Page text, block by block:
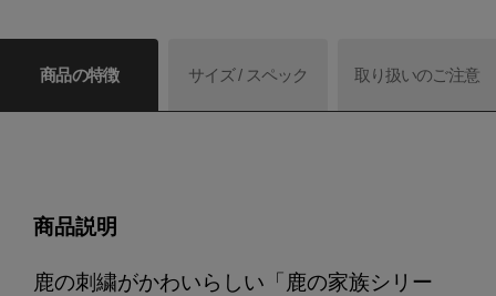
商品の特徴 サイズ / スペック 取り扱いのご注意
商品説明
鹿の刺繍がかわいらしい「鹿の家族シリー